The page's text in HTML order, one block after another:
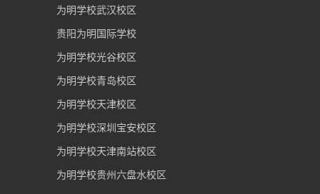
为明学校武汉校区
贵阳为明国际学校
为明学校光谷校区
为明学校青岛校区
为明学校天津校区
为明学校深圳宝安校区
为明学校天津南站校区
为明学校贵州六盘水校区